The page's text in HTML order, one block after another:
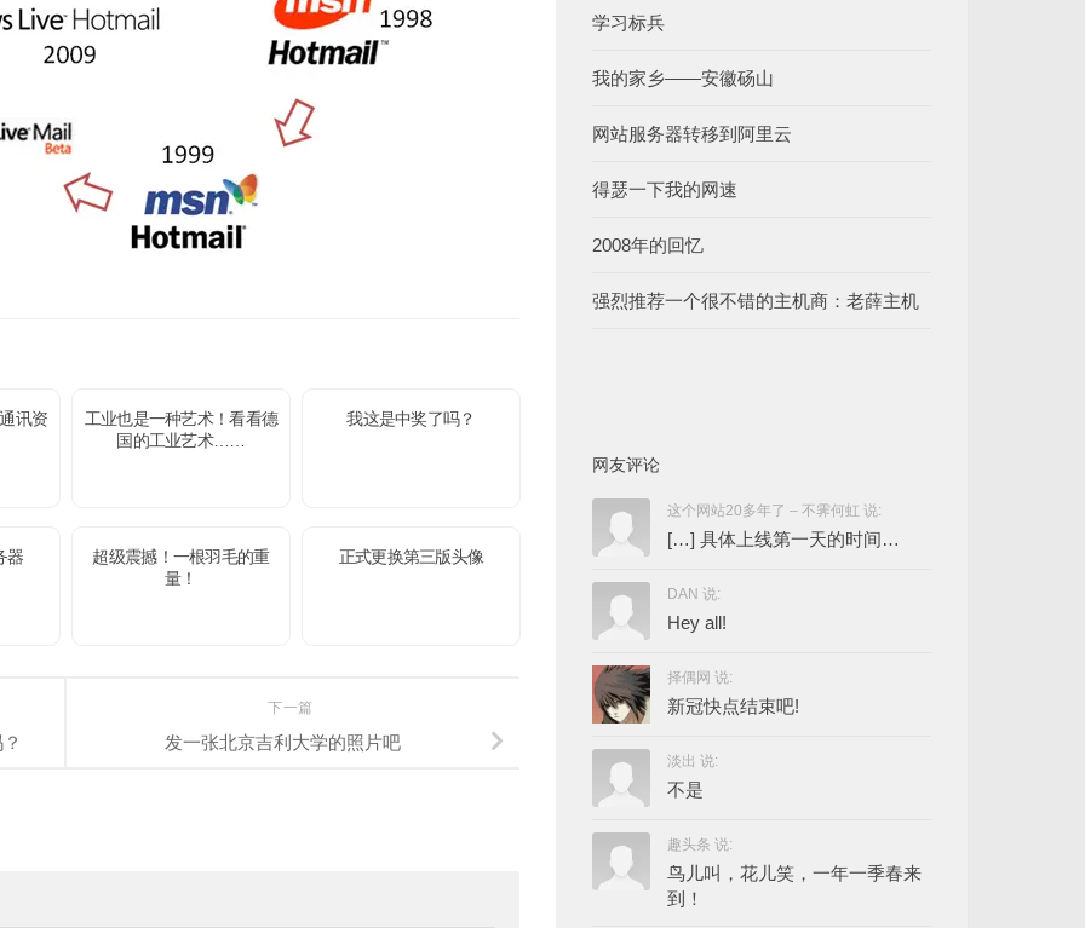
讯资
工业也是一种艺术！看看德
国的工业艺术……
我这是中奖了吗？
器
超级震撼！一根羽毛的重
量！
正式更换第三版头像
下一篇
发一张北京吉利大学的照片吧
学习标兵
我的家乡——安徽砀山
网站服务器转移到阿里云
得瑟一下我的网速
2008年的回忆
强烈推荐一个很不错的主机商：老薛主机
网友评论
这个网站20多年了 – 不霁何虹 说:
[…] 具体上线第一天的时间…
DAN 说:
Hey all!
择偶网 说:
新冠快点结束吧!
淡出 说:
不是
趣头条 说:
鸟儿叫，花儿笑，一年一季春来
到！